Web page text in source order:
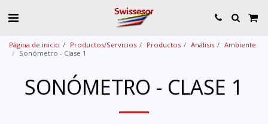
Página de inicio Productos/Servicios Productos Análisis
Ambiente
Sonómetro - Clase 1
SONÓMETRO - CLASE 1